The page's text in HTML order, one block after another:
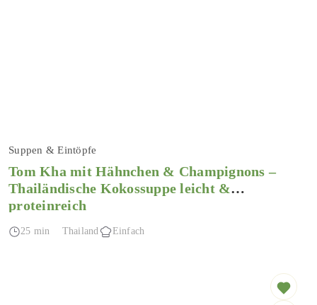
Suppen & Eintöpfe
Tom Kha mit Hähnchen & Champignons –
Thailändische Kokossuppe leicht &
proteinreich
25 min Thailand Einfach